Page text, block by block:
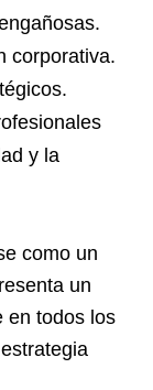
corporativa.
y la
como un
un
en todos los